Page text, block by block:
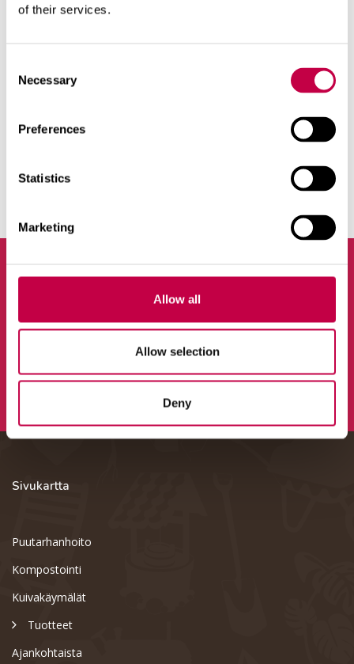
of their services.
Selection
Necessary
Preferences
Statistics
Marketing
Allow all
Allow selection
Deny
Tilaa uutiskirje
Sivukartta
Puutarhanhoito
Kompostointi
Kuivakäymälät
Tuotteet
Ajankohtaista